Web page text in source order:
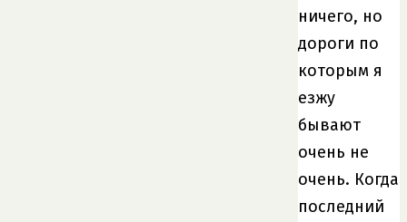
ничего, но
дороги по
которым я
езжу
бывают
очень не
очень. Когда
последний